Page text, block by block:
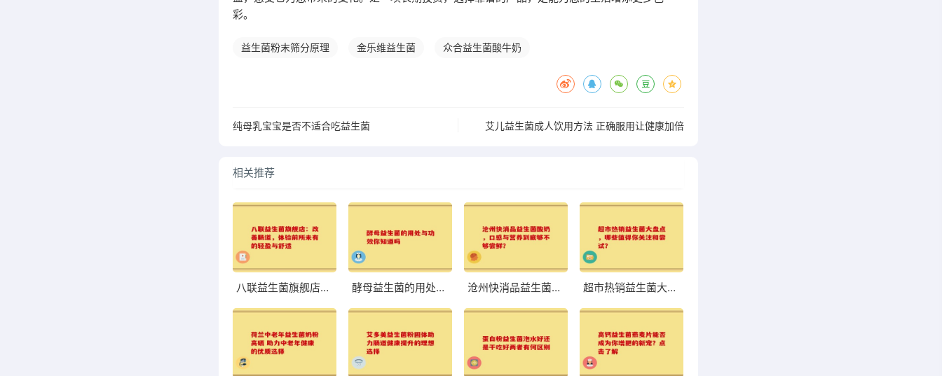
彩。
益生菌粉末筛分原理 金乐维益生菌 众合益生菌酸牛奶
纯母乳宝宝是否不适合吃益生菌 艾儿益生菌成人饮用方法 正确服用让健康加倍
相关推荐
八联益生菌旗舰店：改善肠道，体验前所未有的轻盈与舒适 酵母益生菌的用处与功效你知道吗 沧州快消品益生菌酸奶，口感与营养到底够不够尝鲜？ 超市热销益生菌大盘点，哪些值得你关注和尝试？